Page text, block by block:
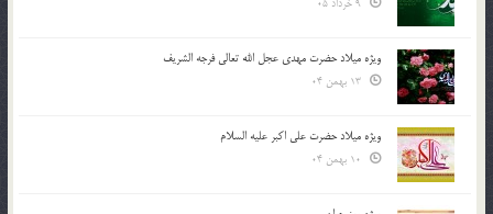
ویژه میلاد حضرت مهدی عجل الله تعالی فرجه الشريف
ویژه میلاد حضرت علی اکبر علیه السلام